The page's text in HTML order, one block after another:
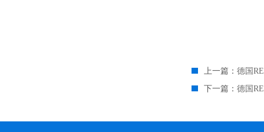
上一篇： 德国
下一篇： 德国